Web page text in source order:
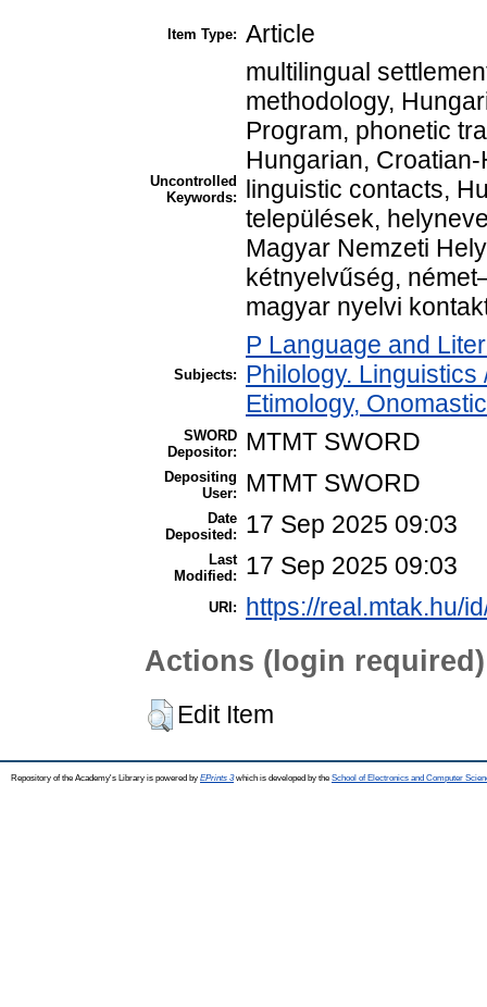
Item Type: Article
Uncontrolled
Keywords:
multilingual
methodology,
Program, phonetic
Hungarian,
linguistic contacts,
települések,
Magyar Nemzeti
kétnyelvűség,
magyar nyelvi
Subjects:
P Language and
Philology.
Etimology,
SWORD
Depositor:
MTMT SWORD
Depositing
User:
MTMT SWORD
Date
Deposited:
17 Sep 2025 09:03
Last
Modified:
17 Sep 2025 09:03
URI: https://real.mtak.hu/
Actions (login required)
Edit Item
Repository of the Academy's Library is powered by EPrints 3which is developed by the School of Electronics and Computer